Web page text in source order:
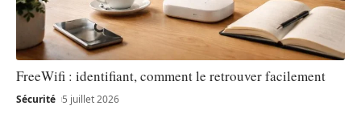
FreeWifi : identifiant, comment le retrouver facilement
Sécurité 5 juillet 2026